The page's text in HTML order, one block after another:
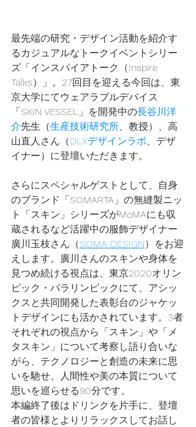
最先端の研究・デザイン活動を紹介す
るカジュアルなトークイベントシリー
ズ「インスパイアトーク（Inspire
Talks）」。27回目を迎える今回は、東
京大学にてウェアラブルデバイス
「SKIN VESSEL」を開発中の長谷川洋
介先生（生産技術研究所、教授）、高
山直人さん（DLXデザインラボ、デザ
イナー）に登壇いただきます。
さらにスペシャルゲストとして、自身
のブランド「SOMARTA」の無縫製ニッ
ト「スキン」シリーズがMoMAにも収
蔵されるなど活躍中の服飾デザイナー
廣川玉枝さん（SOMA DESIGN）をお迎
えします。廣川さんのスキンや身体を
見つめ続ける視点は、東京2020オリン
ピック・パラリンピックにて、アシッ
クスと共同開発した表彰台のジャケッ
トデザインにも活かされています。3者
それぞれの視点から「スキン」や「メ
タスキン」について考察し語り合いな
がら、テクノロジーと創造の未来に思
いを馳せ、人間性や美の本質について
思いを巡らせる90分です。
本編終了後はドリンクを片手に、登壇
者の皆様とよりリラックスしてお話し